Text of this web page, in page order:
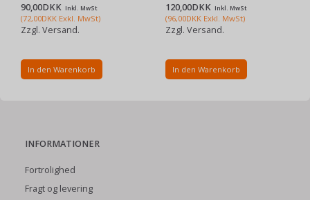
90,00DKK Inkl. MwSt
(72,00DKK Exkl. MwSt)
Zzgl. Versand.
In den Warenkorb
120,00DKK Inkl. MwSt
(96,00DKK Exkl. MwSt)
Zzgl. Versand.
In den Warenkorb
INFORMATIONER
Fortrolighed
Fragt og levering